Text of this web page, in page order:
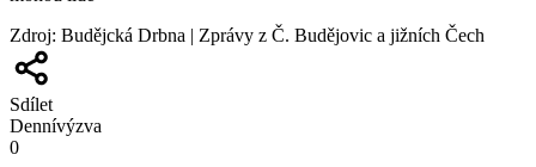
Zdroj: Budějcká Drbna | Zprávy z Č. Budějovic a jižních Čech
Sdílet
Dennívýzva
0